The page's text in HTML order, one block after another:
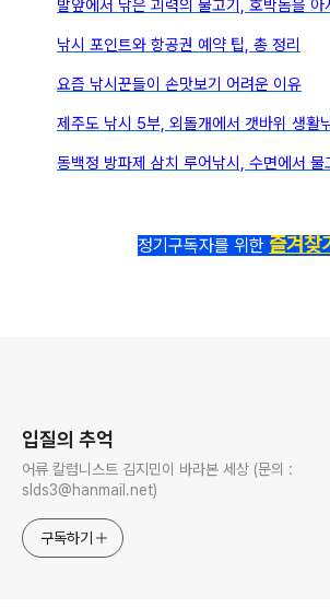
발앞에서 낚은 괴력의 물고기, 호박돔을 아
낚시 포인트와 항공권 예약 팁, 총 정리
요즘 낚시꾼들이 손맛보기 어려운 이유
제주도 낚시 5부, 외돌개에서 갯바위 생활
동백정 방파제 삼치 루어낚시, 수면에서 물
정기구독자를 위한 즐겨찾
입질의 추억
어류 칼럼니스트 김지민이 바라본 세상 (문의 :
slds3@hanmail.net)
구독하기